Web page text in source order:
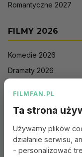
Romantyczne 2027
FILMY 2026
Komedie 2026
Dramaty 2026
Sci-Fi 2026
Animacje 2026
FILMFAN.PL
Ta strona
Używamy plików
działanie serwisu,
- personalizować